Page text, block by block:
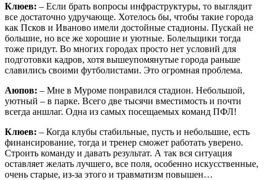
Клюев: – Если брать вопросы инфраструктуры, то выглядит
все достаточно удручающе. Хотелось бы, чтобы такие города
как Псков и Иваново имели достойные стадионы. Пускай не
большие, но все же хорошие и уютные. Болельщики тогда
тоже придут. Во многих городах просто нет условий для
подготовки кадров, хотя вышеупомянутые города раньше
славились своими футболистами. Это огромная проблема.
Аюпов: – Мне в Муроме понравился стадион. Небольшой,
уютный – в парке. Всего две тысячи вместимость и почти
всегда аншлаг. Одна из самых посещаемых команд ПФЛ!
Клюев: – Когда клубы стабильные, пусть и небольшие, есть
финансирование, тогда и тренер сможет работать уверено.
Строить команду и давать результат. А так вся ситуация
оставляет желать лучшего, все поля, особенно искусственные,
очень старые, из-за этого и травматизм повышен…